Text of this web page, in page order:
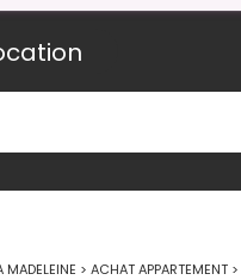
MADELEINE > ACHAT APPARTEMENT >